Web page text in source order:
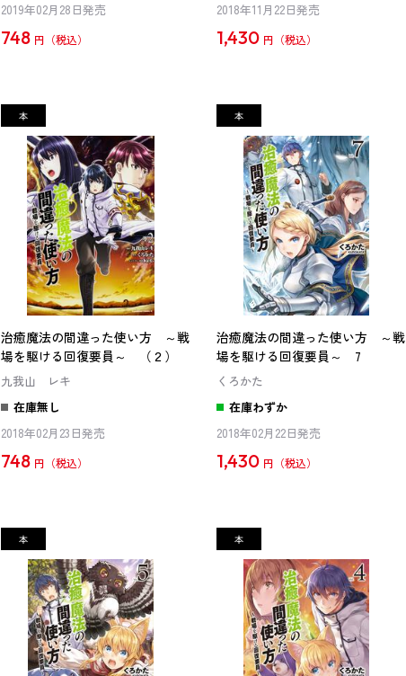
2019年02月28日発売
748 円
2018年11月22日発売
1,430 円
治癒魔法の間違った使い方 ～戦
場を駆ける回復要員～ （２）
九我山 レキ
在庫無し
2018年02月23日発売
748 円
治癒魔法の間違った使い方 ～戦
場を駆ける回復要員～ 7
くろかた
在庫わずか
2018年02月22日発売
1,430 円